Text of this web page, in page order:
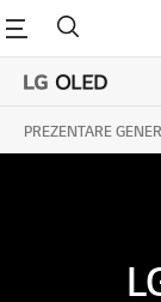
Cautare
PREZENTARE